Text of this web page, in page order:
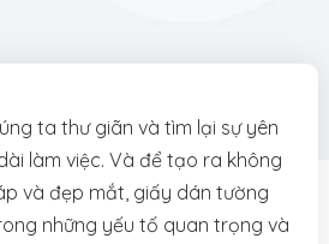
ta thư giãn và tìm lại sự yên
làm việc. Và để tạo ra không
và đẹp mắt, giấy dán tường
những yếu tố quan trọng và